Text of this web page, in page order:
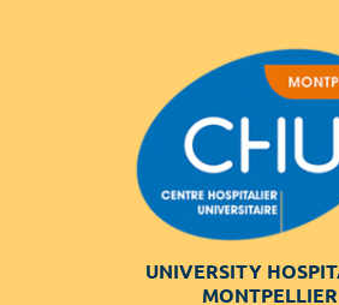
UNIVERSITY
MONTPELLIER